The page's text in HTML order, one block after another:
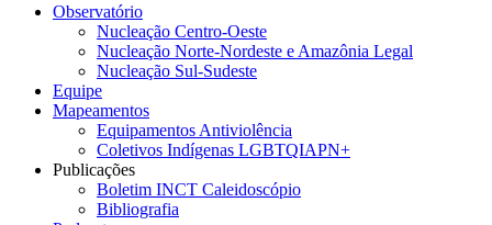
Observatório
Nucleação Centro-Oeste
Nucleação Norte-Nordeste e Amazônia Legal
Nucleação Sul-Sudeste
Equipe
Mapeamentos
Equipamentos Antiviolência
Coletivos Indígenas LGBTQIAPN+
Publicações
Boletim INCT Caleidoscópio
Bibliografia